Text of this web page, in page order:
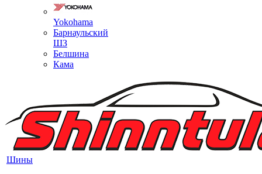
Yokohama
Барнаульский
ШЗ
Белшина
Кама
Шины